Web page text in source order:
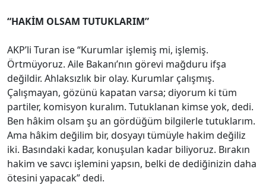
“HAKİM OLSAM TUTUKLARIM”
AKP’li Turan ise “Kurumlar işlemiş mi, işlemiş.
Örtmüyoruz. Aile Bakanı’nın görevi mağduru ifşa
değildir. Ahlaksızlık bir olay. Kurumlar çalışmış.
Çalışmayan, gözünü kapatan varsa; diyorum ki tüm
partiler, komisyon kuralım. Tutuklanan kimse yok, dedi.
Ben hâkim olsam şu an gördüğüm bilgilerle tutuklarım.
Ama hâkim değilim bir, dosyayı tümüyle hakim değiliz
iki. Basındaki kadar, konuşulan kadar biliyoruz. Bırakın
hakim ve savcı işlemini yapsın, belki de dediğinizin daha
ötesini yapacak” dedi.